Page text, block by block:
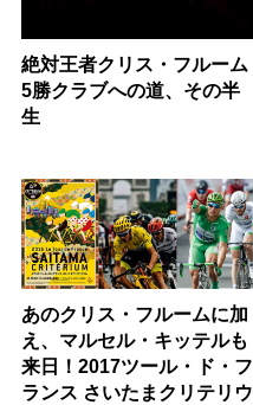
絶対王者クリス・フルーム
5勝クラブへの道、その半
生
あのクリス・フルームに加
え、マルセル・キッテルも
来日！2017ツール・ド・フ
ランス さいたまクリテリウ